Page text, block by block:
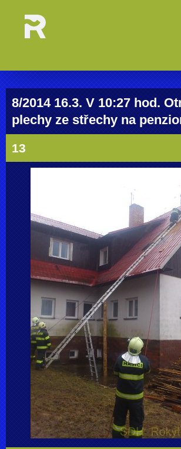
8/2014 16.3. V 10:27 hod.
plechy ze střechy na
13